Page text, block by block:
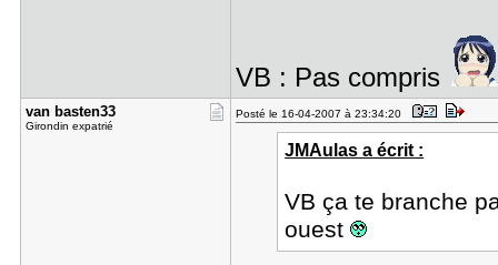
VB : Pas compris
van basten​33
Girondin expatrié
Posté le 16-04-2007 à 23:34:20
JMAulas a écrit :
VB ça te branche
ouest